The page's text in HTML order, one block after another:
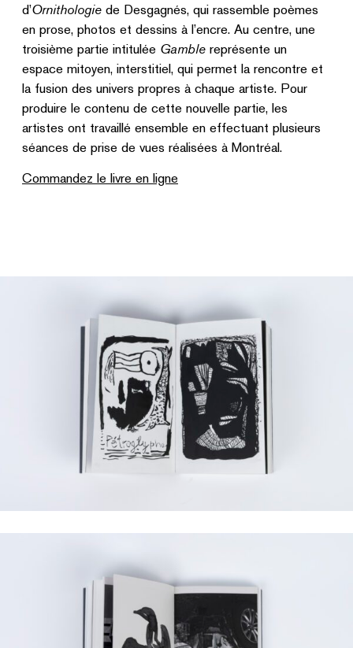
d’Ornithologie de Desgagnés, qui rassemble poèmes
en prose, photos et dessins à l’encre. Au centre, une
troisième partie intitulée Gamble représente un
espace mitoyen, interstitiel, qui permet la rencontre et
la fusion des univers propres à chaque artiste. Pour
produire le contenu de cette nouvelle partie, les
artistes ont travaillé ensemble en effectuant plusieurs
séances de prise de vues réalisées à Montréal.
Commandez le livre en ligne